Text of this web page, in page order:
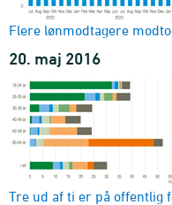
Flere lønmodtagere
20. maj 2016
Tre ud af ti er på offentlig